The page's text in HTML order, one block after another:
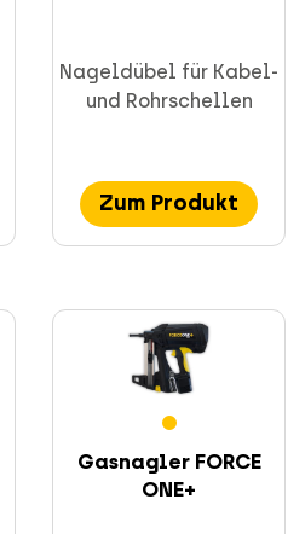
Nageldübel für Kabel-
und Rohrschellen
Zum Produkt
Gasnagler FORCE
ONE+